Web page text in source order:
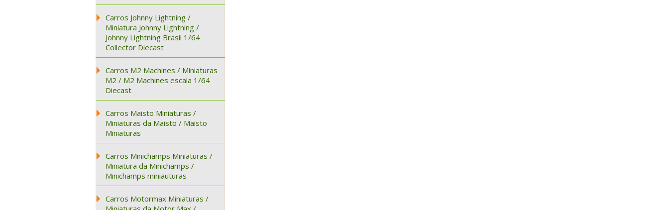
Carros Johnny Lightning /
Miniatura Johnny Lightning /
Johnny Lightning Brasil 1/64
Collector Diecast
Carros M2 Machines / Miniaturas
M2 / M2 Machines escala 1/64
Diecast
Carros Maisto Miniaturas /
Miniaturas da Maisto / Maisto
Miniaturas
Carros Minichamps Miniaturas /
Miniatura da Minichamps /
Minichamps miniauturas
Carros Motormax Miniaturas /